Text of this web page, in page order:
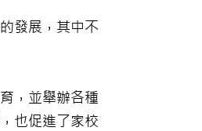
發展，其中不
，並舉辦各種
也促進了家校